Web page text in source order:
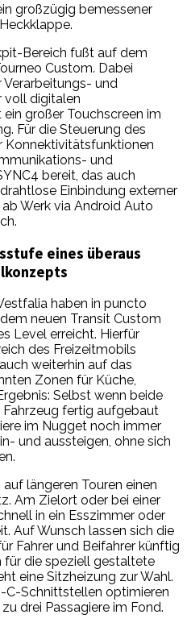
großzügig bemessener
Bereich fußt auf dem
Custom. Dabei
und
voll digitalen
großer Touchscreen im
Für die Steuerung des
Konnektivitätsfunktionen
und
bereit, das auch
Einbindung externer
Werk via Android Auto
eines überaus
haben in puncto
neuen Transit Custom
Level erreicht. Hierfür
des Freizeitmobils
weiterhin auf das
Zonen für Küche,
Selbst wenn beide
fertig aufgebaut
im Nugget noch immer
und aussteigen, ohne sich
längeren Touren einen
Am Zielort oder bei einer
in ein Esszimmer oder
Auf Wunsch lassen sich die
Fahrer und Beifahrer künftig
für die speziell gestaltete
eine Sitzheizung zur Wahl.
C-Schnittstellen optimieren
drei Passagiere im Fond.